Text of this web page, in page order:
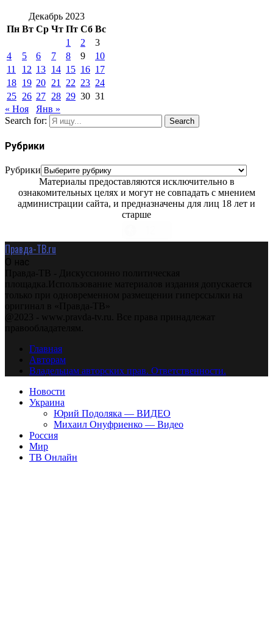
Декабрь 2023
Пн Вт Ср Чт Пт Сб Вс
1
2
3
4
5 6 7 8 9
10
11
12 13 14 15 16 17
18 19 20 21 22 23 24
25 26 27 28 29 30 31
« Ноя
Янв »
Search for:
Search
Рубрики
Рубрики
Материалы предоставляются исключительно в
ознакомительных целях и могут не совпадать с мнением
администрации сайта, и предназначены для лиц 18 лет и
старше
Правда-ТВ.ru
О нас
Правда-ТВ - Дискуссионно политическая
площадка.Использование материалов издания допускается
только при одновременном размещении гиперссылки на
оригинал в «Правда-ТВ»
@2023 - www.pravda-tv.ru. Все права принадлежат
правообладателям.
Главная
Авторам
Владельцам авторских прав. Ответственности.
Новости
Украина
Юрий Подоляка — ВИДЕО
Михаил Онуфриенко — Видео
Россия
Мир
ТВ Онлайн